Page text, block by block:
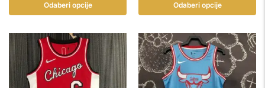
Odaberi opcije Odaberi opcije